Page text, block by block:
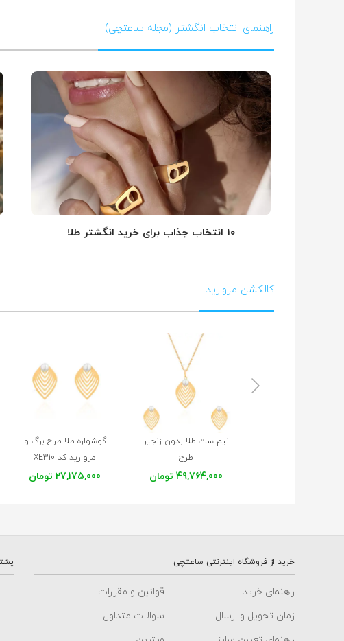
راهنمای انتخاب انگشتر (مجله ساعتچی)
۱۰ انتخاب جذاب برای خرید انگشتر طلا
کالکشن مروارید
نیم ست طلا بدون زنجیر
طرح
برگ و مروارید کد XS255
49,764,000 تومان
گوشواره طلا طرح برگ و
مروارید کد XE310
27,175,000 تومان
خرید از فروشگاه اینترنتی ساعتچی
راهنمای خرید
قوانین و مقررات
زمان تحویل و ارسال
سوالات متداول